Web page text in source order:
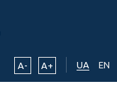
A- A+ UA EN